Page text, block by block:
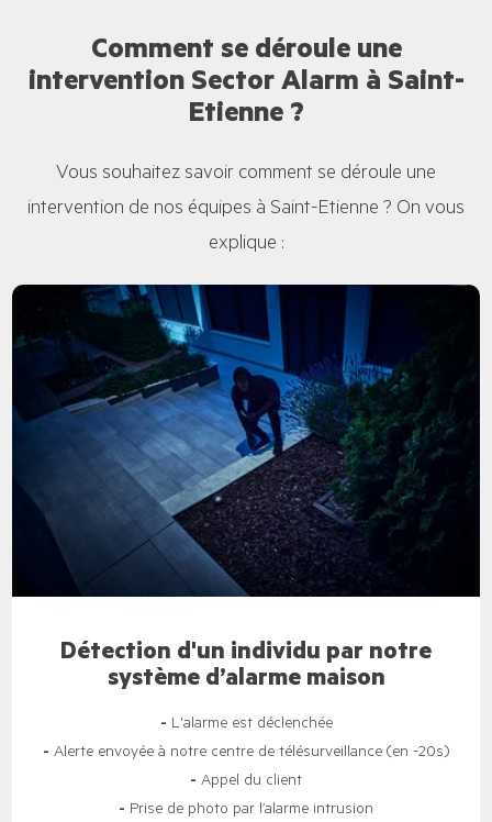
Comment se déroule une
intervention Sector Alarm à Saint-
Etienne ?
Vous souhaitez savoir comment se déroule une
intervention de nos équipes à Saint-Etienne ? On vous
explique :
Détection d'un individu par notre
système d’alarme maison
- L'alarme est déclenchée
- Alerte envoyée à notre centre de télésurveillance (en -20s)
- Appel du client
- Prise de photo par l’alarme intrusion